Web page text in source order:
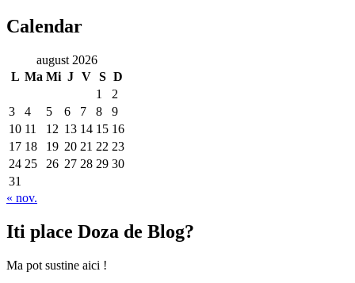
Calendar
august 2026
L Ma Mi J V S D
1
2
3
4 5 6 7 8
9
10 11 12 13 14 15 16
17 18 19 20 21 22 23
24 25 26 27 28 29 30
31
« nov.
Iti place Doza de Blog?
Ma pot sustine aici !